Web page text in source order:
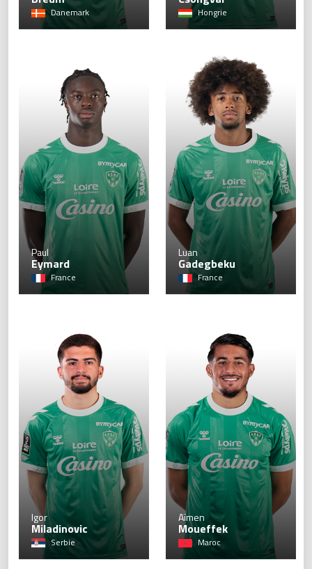
Danemark Hongrie
21
Paul
Eymard
France
Luan
Gadegbeku
France
28
Igor
Miladinovic
Serbie
Aïmen
Moueffek
Maroc